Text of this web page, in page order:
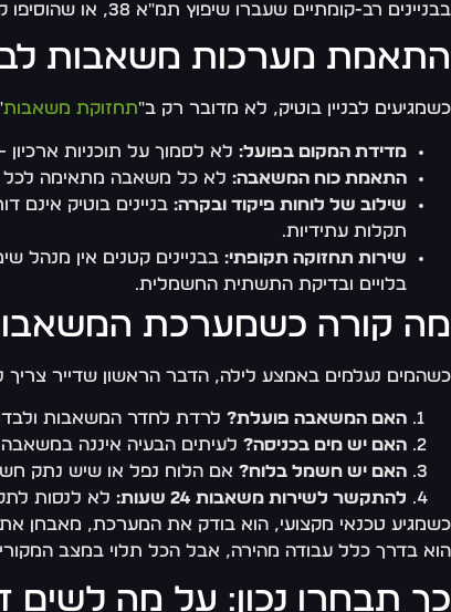
בבניינים רב-קומתיים שעברו שיפוץ תמ"א 38, או שהוסיפו קומות בתקופה מאוחרת, הלחץ הנדרש עלה – אך המשאבה המקורית נשארה זהה. התוצאה: הקומות העליונות סובלות מלחץ נמוך כרוני.
התאמת מערכות משאבות
כשמגיעים לבניין בוטיק, לא מדובר רק ב"תחזוקת משאבות
מדידת המקום בפועל: לא לסמוך על תוכניות
התאמת כוח המשאבה: לא כל משאבה מתאימה לכל
שילוב של לוחות פיקוד ובקרה: בניינים בוטיק
תקלות עתידיות.
שירות תחזוקה תקופתי: בבניינים קטנים אין מנהל
בלויים ובדיקת התשתית החשמלית.
מה קורה כשמערכת
כשהמים נעלמים באמצע לילה, הדבר הראשון שדייר
האם המשאבה פועלת? לרדת לחדר המשאבות
האם יש מים בכניסה? לעיתים הבעיה איננה
האם יש חשמל בלוח? אם הלוח נפל או שיש נתק
להתקשר לשירות משאבות 24 שעות:
לא לנסות
כשמגיע טכנאי מקצועי, הוא בודק את המערכת, מאבחן
הוא בדרך כלל עבודה מהירה, אבל הכל תלוי במצב
כך תבחרו נכון: על מה